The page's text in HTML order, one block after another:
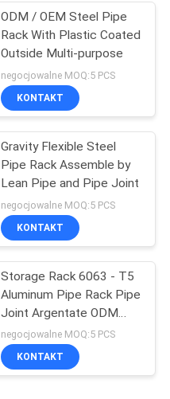
ODM / OEM Steel Pipe
Rack With Plastic Coated
Outside Multi-purpose
negocjowalne MOQ:5 PCS
KONTAKT
Gravity Flexible Steel
Pipe Rack Assemble by
Lean Pipe and Pipe Joint
negocjowalne MOQ:5 PCS
KONTAKT
Storage Rack 6063 - T5
Aluminum Pipe Rack Pipe
Joint Argentate ODM
OEM
negocjowalne MOQ:5 PCS
KONTAKT